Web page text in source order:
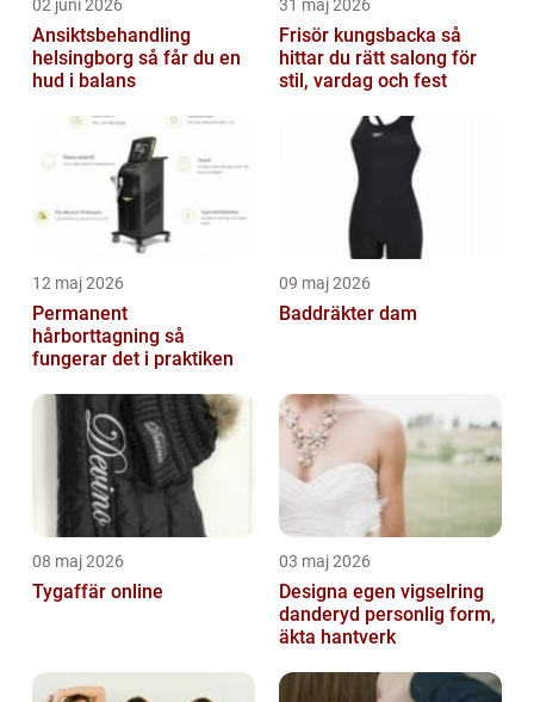
02 juni 2026
Ansiktsbehandling
helsingborg så får du en
hud i balans
31 maj 2026
Frisör kungsbacka så
hittar du rätt salong för
stil, vardag och fest
12 maj 2026
Permanent
hårborttagning så
fungerar det i praktiken
09 maj 2026
Baddräkter dam
08 maj 2026
Tygaffär online
03 maj 2026
Designa egen vigselring
danderyd personlig form,
äkta hantverk